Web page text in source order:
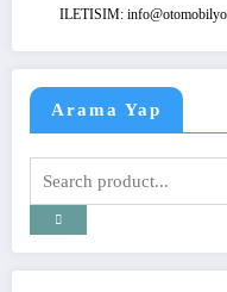
ILETISIM:
Arama Yap